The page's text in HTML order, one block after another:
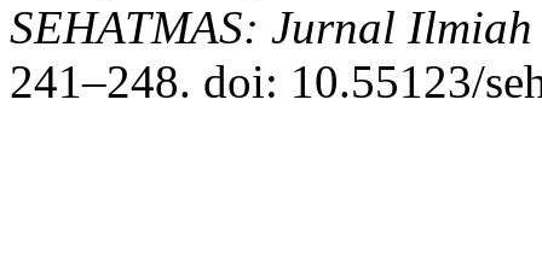
SEHATMAS: Jurnal
241–248. doi: 10.55123/